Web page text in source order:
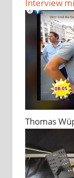
Interview
Thomas